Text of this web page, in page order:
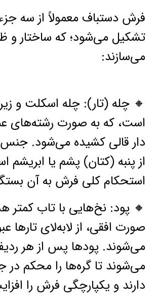
فرش دستباف معمولاً از سه
تشکیل می‌شود؛ که ساختار و
می‌سازند:
🔸 چله (تار): چله اسکلت و
است، که به صورت رشته‌های
دار قالی کشیده می‌شود. جنس
از پنبه (کتان) پشم یا ابریشم
استحکام کلی فرش به آن
🔸 پود: نخ‌هایی با تاب کمتر
صورت افقی، از لابه‌لای تارها
می‌شوند. پودها پس از هر
می‌شوند تا گره‌ها را محکم در
دارند و یکپارچگی فرش را